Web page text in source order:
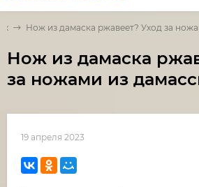
Нож из дамаска ржавеет? Уход за
Нож из дамаска
за ножами из
19 апреля 2023